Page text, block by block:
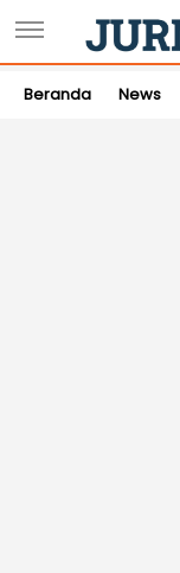
Beranda News